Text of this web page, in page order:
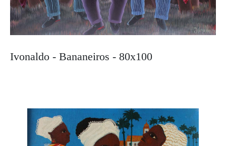
Ivonaldo - Bananeiros - 80x100